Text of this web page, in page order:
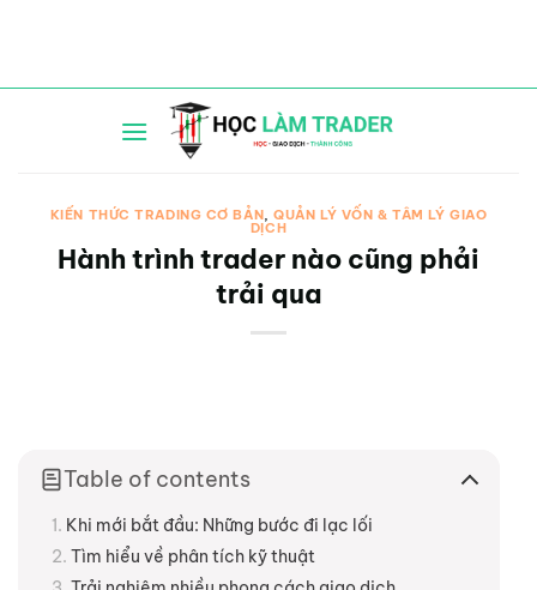
KIẾN THỨC TRADING CƠ BẢN,QUẢN LÝ VỐN & TÂM LÝ GIAO
DỊCH
Hành trình trader nào cũng phải
trải qua
Table of contents
Khi mới bắt đầu: Những bước đi lạc lối
Tìm hiểu về phân tích kỹ thuật